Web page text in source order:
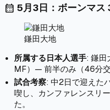
calendar_month 5月3日：ボーンマス
鎌田大地
所属する日本人選手: 鎌田
MF）— 前半のみ（46分交
試合考察: 中2日で迎えた
喫し、カンファレンスリ
た。